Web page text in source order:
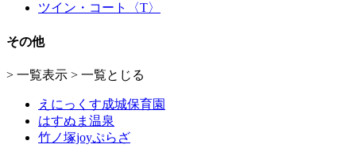
ツイン・コート〈T〉
その他
> 一覧表示 > 一覧とじる
えにっくす成城保育園
はすぬま温泉
竹ノ塚joyぷらざ